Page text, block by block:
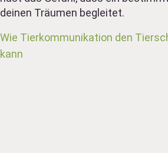
deinen Träumen begleitet.
Wie Tierkommunikation den
kann